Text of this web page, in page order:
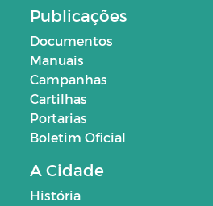
Publicações
Documentos
Manuais
Campanhas
Cartilhas
Portarias
Boletim Oficial
A Cidade
História